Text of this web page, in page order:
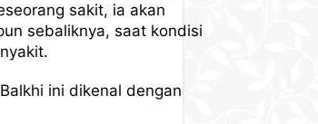
sakit, ia akan
sebaliknya, saat kondisi
ini dikenal dengan